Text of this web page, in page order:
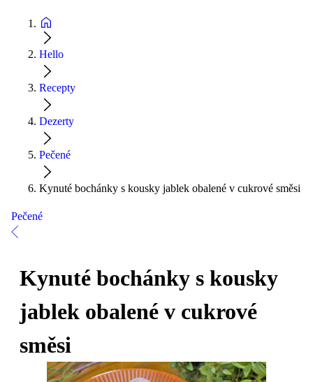
Hello
Recepty
Dezerty
Pečené
Kynuté bochánky s kousky jablek obalené v cukrové směsi
Pečené
Kynuté bochánky s kousky
jablek obalené v cukrové
směsi